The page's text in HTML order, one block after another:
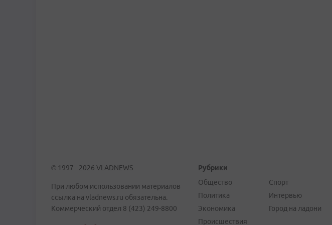
© 1997 - 2026 VLADNEWS
При любом использовании материалов
ссылка на vladnews.ru обязательна.
Коммерческий отдел 8 (423) 249-8800
Рубрики
Общество
Политика
Экономика
Происшествия
Спорт
Интервью
Город на ладони